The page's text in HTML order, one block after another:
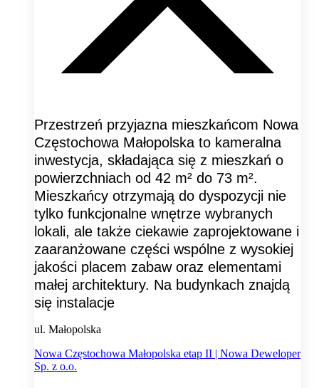
Przestrzeń przyjazna mieszkańcom Nowa
Częstochowa Małopolska to kameralna
inwestycja, składająca się z mieszkań o
powierzchniach od 42 m² do 73 m².
Mieszkańcy otrzymają do dyspozycji nie
tylko funkcjonalne wnętrze wybranych
lokali, ale także ciekawie zaprojektowane i
zaaranżowane części wspólne z wysokiej
jakości placem zabaw oraz elementami
małej architektury. Na budynkach znajdą
się instalacje
ul. Małopolska
Nowa Częstochowa Małopolska etap II | Nowa Deweloper
Sp. z o.o.